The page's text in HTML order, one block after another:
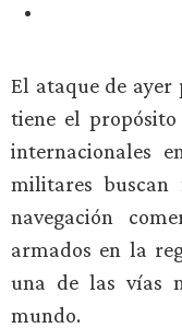
El ataque de ayer
tiene el
internacionales
militares buscan
navegación
armados en la
una de las vías
mundo.